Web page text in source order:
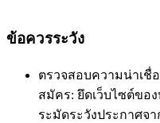
ข้อควรระวัง
ตรวจสอบความน่าเชื่
สมัคร: ยึดเว็บไซต์ขอ
ระมัดระวังประกาศจ